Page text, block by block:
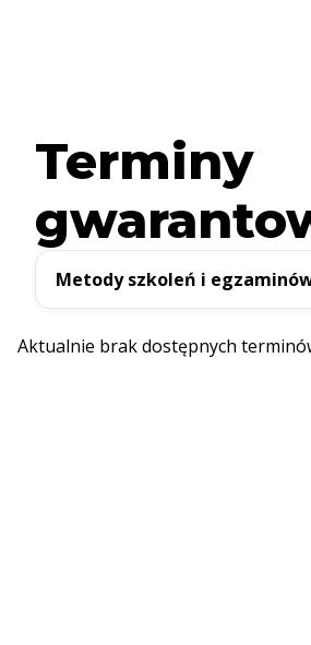
Terminy
Metody szkoleń i
Aktualnie brak dostępnych